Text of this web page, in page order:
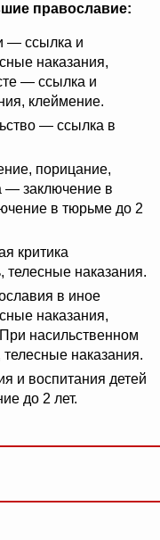
православие:
— ссылка и
наказания,
— ссылка и
клеймение.
— ссылка в
порицание,
— заключение в
в тюрьме до 2
критика
наказания.
в иное
наказания,
насильственном
наказания.
и воспитания детей
до 2 лет.